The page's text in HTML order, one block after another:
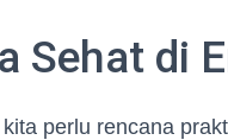
Sehat di
perlu rencana